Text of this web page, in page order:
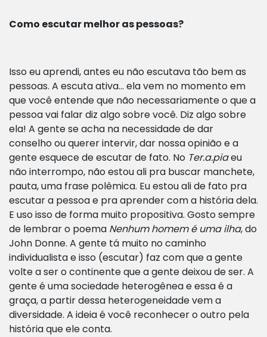
Como escutar melhor as pessoas?
Isso eu aprendi, antes eu não escutava tão bem as
pessoas. A escuta ativa… ela vem no momento em
que você entende que não necessariamente o que a
pessoa vai falar diz algo sobre você. Diz algo sobre
ela! A gente se acha na necessidade de dar
conselho ou querer intervir, dar nossa opinião e a
gente esquece de escutar de fato. No Ter.a.piaeu
não interrompo, não estou ali pra buscar manchete,
pauta, uma frase polêmica. Eu estou ali de fato pra
escutar a pessoa e pra aprender com a história dela.
E uso isso de forma muito propositiva. Gosto sempre
de lembrar o poema Nenhum homem é uma ilha, do
John Donne. A gente tá muito no caminho
individualista e isso (escutar) faz com que a gente
volte a ser o continente que a gente deixou de ser. A
gente é uma sociedade heterogênea e essa é a
graça, a partir dessa heterogeneidade vem a
diversidade. A ideia é você reconhecer o outro pela
história que ele conta.